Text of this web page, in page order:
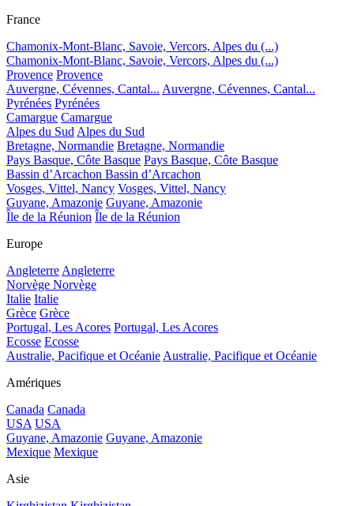
France
Chamonix-Mont-Blanc, Savoie, Vercors, Alpes du (...)
Chamonix-Mont-Blanc, Savoie, Vercors, Alpes du (...)
Provence Provence
Auvergne, Cévennes, Cantal... Auvergne, Cévennes, Cantal...
Pyrénées Pyrénées
Camargue Camargue
Alpes du Sud Alpes du Sud
Bretagne, Normandie Bretagne, Normandie
Pays Basque, Côte Basque Pays Basque, Côte Basque
Bassin d’Arcachon Bassin d’Arcachon
Vosges, Vittel, Nancy Vosges, Vittel, Nancy
Guyane, Amazonie Guyane, Amazonie
Île de la Réunion Île de la Réunion
Europe
Angleterre Angleterre
Norvège Norvège
Italie Italie
Grèce Grèce
Portugal, Les Acores Portugal, Les Acores
Ecosse Ecosse
Australie, Pacifique et Océanie Australie, Pacifique et Océanie
Amériques
Canada Canada
USA USA
Guyane, Amazonie Guyane, Amazonie
Mexique Mexique
Asie